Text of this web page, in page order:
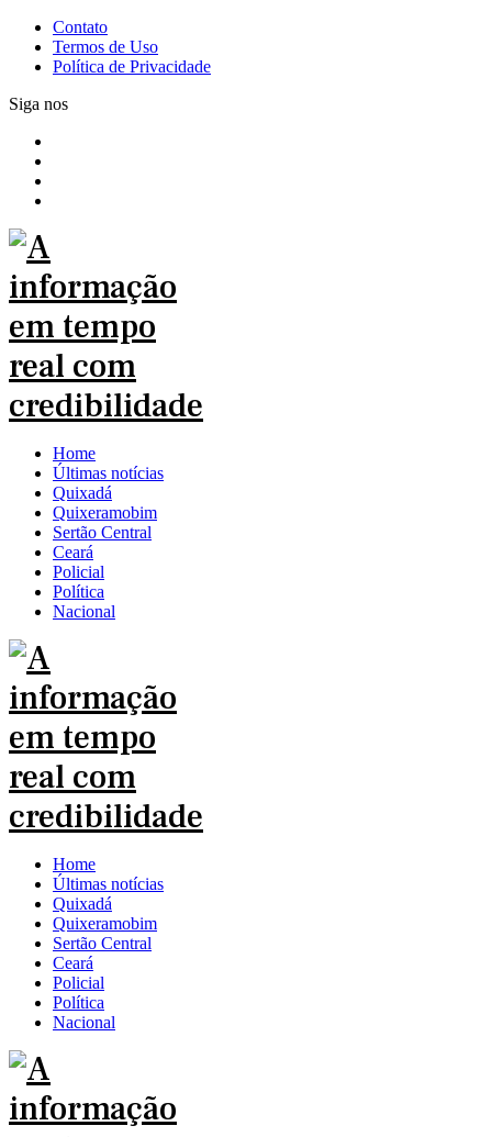
Contato
Termos de Uso
Política de Privacidade
Siga nos
Home
Últimas notícias
Quixadá
Quixeramobim
Sertão Central
Ceará
Policial
Política
Nacional
Home
Últimas notícias
Quixadá
Quixeramobim
Sertão Central
Ceará
Policial
Política
Nacional